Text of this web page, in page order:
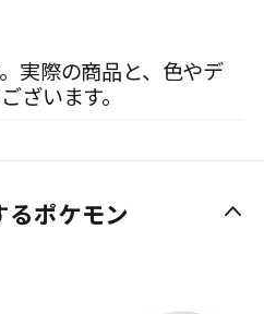
実際の商品と、色やデ
ざいます。
るポケモン